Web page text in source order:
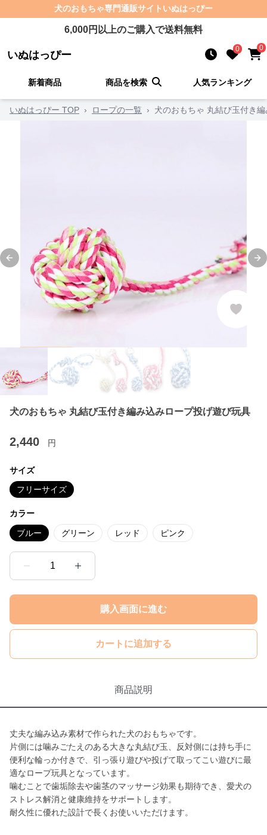
犬のおもちゃ専門通販サイト いぬはっぴー
6,000円以上のご購入で送料無料
いぬはっぴー 0 0
新着商品 商品を検索 人気ランキング
いぬはっぴー TOP › ロープの一覧 › 犬のおもちゃ 丸結び玉付き
Previous slide
犬のおもちゃ 丸結び玉付き編み込みロープ投げ遊び玩具
2,440 円
サイズ
フリーサイズ
カラー
ブルー グリーン レッド ピンク
1
購入画面に進む
カートに追加する
商品説明
丈夫な編み込み素材で作られた犬のおもちゃです。
片側には噛みごたえのある大きな丸結び玉、反対側には持ち手に
便利な輪っか付きで、引っ張り遊びや投げて取ってこい遊びに最
適なロープ玩具となっています。
噛むことで歯垢除去や歯茎のマッサージ効果も期待でき、愛犬の
ストレス解消と健康維持をサポートします。
耐久性に優れた設計で長くお使いいただけます。